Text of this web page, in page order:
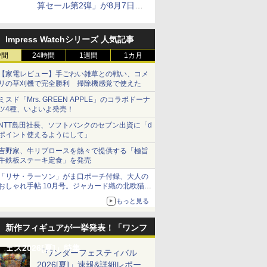
算セール第2弾」が8月7日12
Impress Watchシリーズ 人気記事
24時間 1週間 1カ月
家電レビュー】手ごわい雑草との戦い、コメ
の草刈機で完全勝利 掃除機感覚で使えた
スド「Mrs. GREEN APPLE」のコラボドーナ
4種、いよいよ発売！
島田社長、ソフトバンクのセブン出資に「d
イント使えるようにして」
野家、牛リブロースを熱々で提供する「極旨
鉄板ステーキ定食」を発売
リサ・ラーソン」がま口ポーチ付録、大人の
しゃれ手帖 10月号。ジャカード織の北欧猫デ
もっと見る
新作フィギュアが一挙発表！「ワンフ
ェス2026[夏]」特集「ワンダーフェスティバル
2026[夏]」速報&詳細レポー